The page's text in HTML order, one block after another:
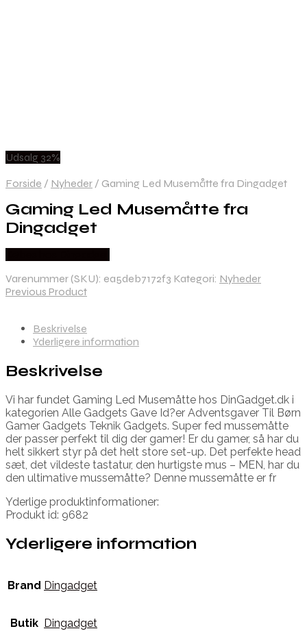
Udsalg 32%
Forside / Nyheder / Gaming Led Musemåtte fra Dingadget
Gaming Led Musemåtte fra
Dingadget
Varenummer (SKU): ea5deb7172f3 Kategori: Nyheder
Previous Product
Beskrivelse
Yderligere information
Beskrivelse
Vi har fundet Gaming Led Musemåtte hos DinGadget.dk i
kategorien Alle Gadgets Gave Id?er Adventsgaver Til Børn
Gamer Gadgets Teknik Gadgets. Super fed mussemåtte
der passer perfekt til dig der gamer! Er du gamer, så har du
helt sikkert styr på det helt store set-up. Det perfekte head
sæt, det vildeste tastatur, den hurtigste mus – MEN, har du
den ultimative mussemåtte? Denne mussemåtte er fr
Yderlige produktinformationer:
Produkt id: 9682
Yderligere information
Brand Dingadget
Butik Dingadget